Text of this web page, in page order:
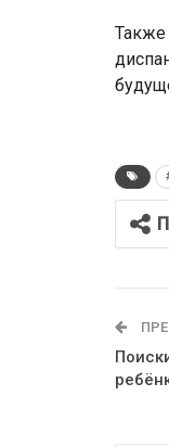
Также